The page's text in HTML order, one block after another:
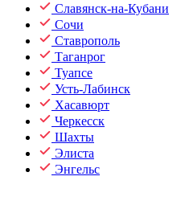
Славянск-на-Кубани
Сочи
Ставрополь
Таганрог
Туапсе
Усть-Лабинск
Хасавюрт
Черкесск
Шахты
Элиста
Энгельс